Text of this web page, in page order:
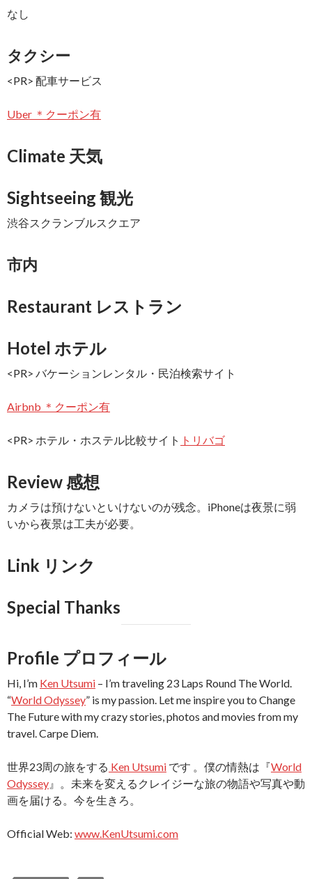
なし
タクシー
<PR> 配車サービス
Uber ＊クーポン有
Climate 天気
Sightseeing 観光
渋谷スクランブルスクエア
市内
Restaurant レストラン
Hotel ホテル
<PR> バケーションレンタル・民泊検索サイト
Airbnb ＊クーポン有
<PR> ホテル・ホステル比較サイト トリバゴ
Review 感想
カメラは預けないといけないのが残念。iPhoneは夜景に弱
いから夜景は工夫が必要。
Link リンク
Special Thanks
Profile プロフィール
Hi, I’m Ken Utsumi – I’m traveling 23 Laps Round The World.
“World Odyssey” is my passion. Let me inspire you to Change
The Future with my crazy stories, photos and movies from my
travel. Carpe Diem.
世界23周の旅をする Ken Utsumi です 。僕の情熱は『World
Odyssey 』。未来を変えるクレイジーな旅の物語や写真や動
画を届ける。今を生きろ。
Official Web: www.KenUtsumi.com